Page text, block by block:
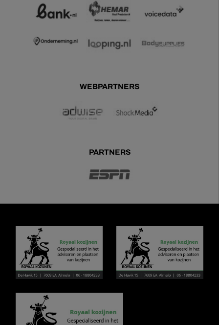
WEBPARTNERS
PARTNERS